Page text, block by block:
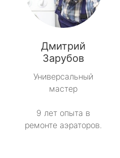
Дмитрий
Зарубов
Универсальный
мастер
9 лет опыта в
ремонте аэраторов.